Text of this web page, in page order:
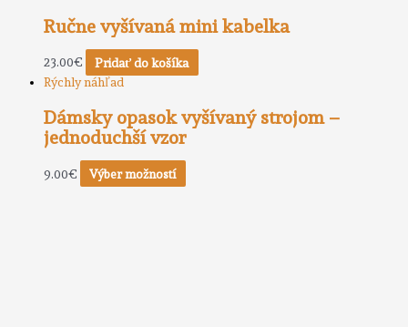
Ručne vyšívaná mini kabelka
23.00€
Pridať do košíka
Rýchly náhľad
Dámsky opasok vyšívaný strojom –
jednoduchší vzor
9.00€ Výber možností